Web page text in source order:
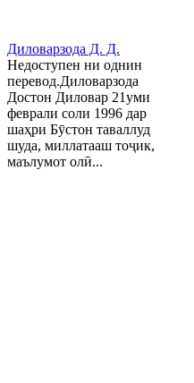
Диловарзода Д. Д.
Недоступен ни однин
перевод.Диловарзода
Достон Диловар 21уми
феврали соли 1996 дар
шаҳри Бӯстон таваллуд
шуда, миллатааш тоҷик,
маълумот олӣ...